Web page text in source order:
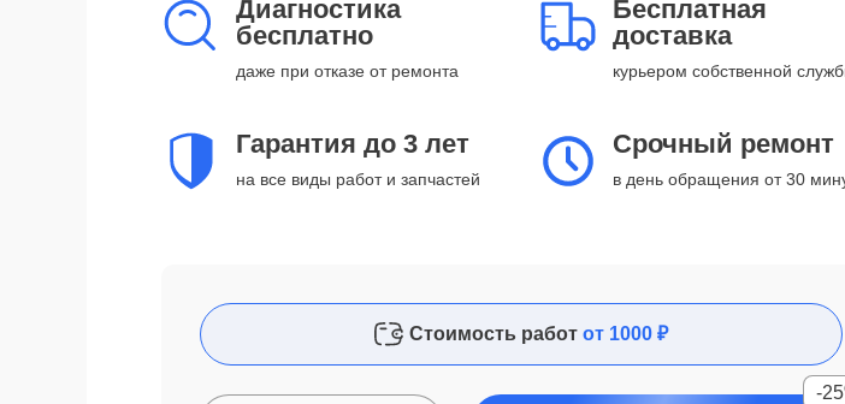
Диагностика
бесплатно
даже при отказе от ремонта
Бесплатная
доставка
курьером собственной
Гарантия до 3 лет
на все виды работ и запчастей
Срочный ремонт
в день обращения от 30
Стоимость работ от 1000 ₽
-